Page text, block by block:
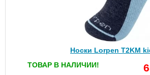
Носки Lorpen T2KM
ТОВАР В НАЛИЧИИ!